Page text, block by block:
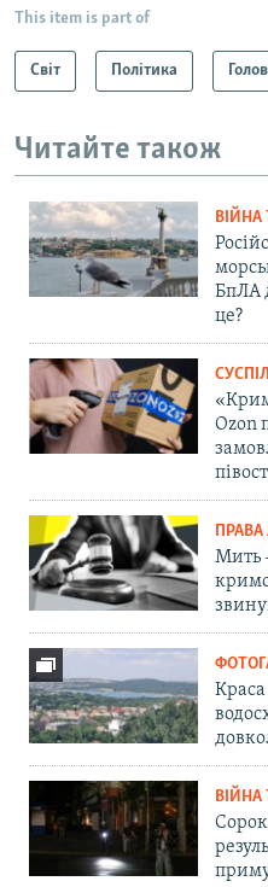
This item is part of
Світ Політика
Читайте також
БпЛА
це?
Ozon
Мить